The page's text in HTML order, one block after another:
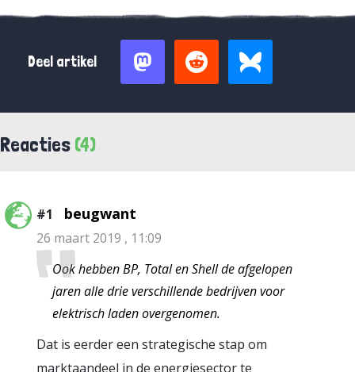
Deel artikel
Reacties (4)
#1 beugwant
26 maart 2019 , 11:09
Ook hebben BP, Total en Shell de afgelopen
jaren alle drie verschillende bedrijven voor
elektrisch laden overgenomen.
Dat is eerder een strategische stap om
marktaandeel in de energiesector te